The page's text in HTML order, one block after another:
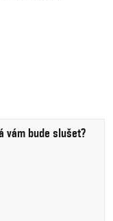
vám bude slušet?